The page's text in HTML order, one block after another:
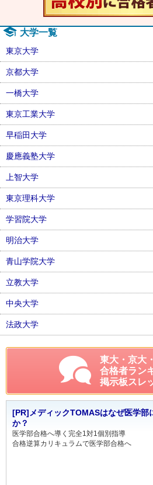
大学一覧
東京大学
京都大学
一橋大学
東京工業大学
早稲田大学
慶應義塾大学
上智大学
東京理科大学
学習院大学
明治大学
青山学院大学
立教大学
中央大学
法政大学
東大・京大
合格者ラン
掲示板スレ
[PR]メディックTOMASはなぜ医学部
か？
医学部合格へ導く完全1対1個別指導
合格逆算カリキュラムで医学部合格へ